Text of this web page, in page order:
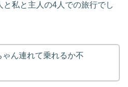
私と主人の4人での旅行でし
ゃん連れて乗れるか不